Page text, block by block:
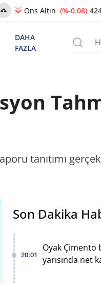
Ons Altın (%-0.08)
DAHA
FAZLA
tanıtımı
Son Dakika
20:01
Oyak Çimento
yarısında net